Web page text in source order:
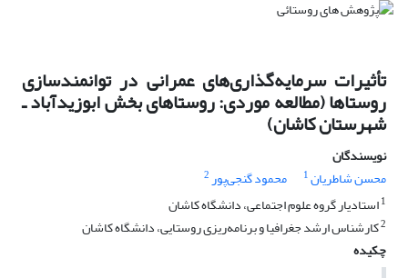
تأثیرات سرمایه‌گذاری‌های عمرانی در توانمندسازی
روستاها (مطالعه موردی: روستاهای بخش ابوزیدآباد ـ
شهرستان کاشان)
نویسندگان
محسن شاطریان1 محمود گنجی‌پور2
1استادیار گروه علوم اجتماعی، دانشگاه کاشان
2کارشناس ارشد جغرافیا و برنامه‌ریزی روستایی، دانشگاه کاشان
چکیده